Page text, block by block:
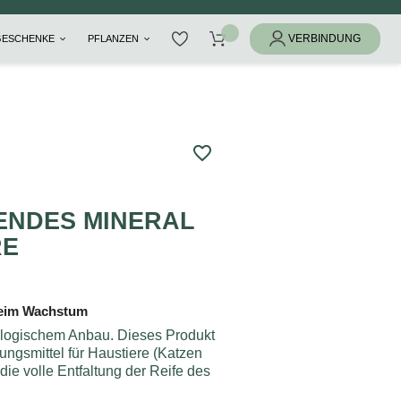
PFLANZEN
favorite_border
MINERAL
Wachstum
Anbau. Dieses Produkt
für Haustiere (Katzen
volle Entfaltung der Reife des